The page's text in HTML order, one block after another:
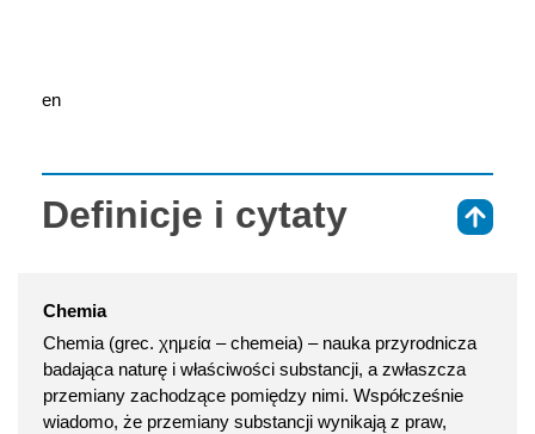
en
Definicje i cytaty
Chemia
Chemia (grec. χημεία – chemeia) – nauka przyrodnicza
badająca naturę i właściwości substancji, a zwłaszcza
przemiany zachodzące pomiędzy nimi. Współcześnie
wiadomo, że przemiany substancji wynikają z praw,